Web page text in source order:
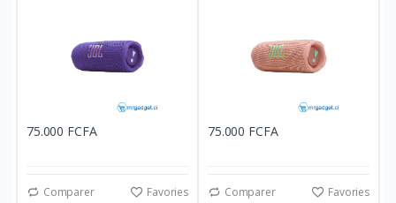
75.000 FCFA
Comparer Favories
75.000 FCFA
Comparer Favories